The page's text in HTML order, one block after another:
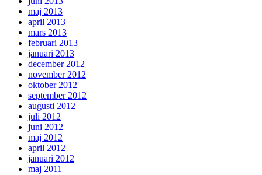
maj 2013
april 2013
mars 2013
februari 2013
januari 2013
december 2012
november 2012
oktober 2012
september 2012
augusti 2012
juli 2012
juni 2012
maj 2012
april 2012
januari 2012
maj 2011